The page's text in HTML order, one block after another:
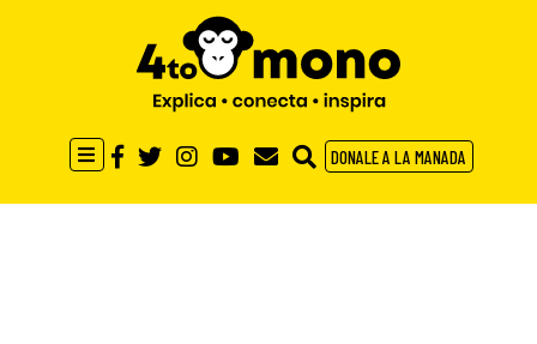
DONALE A LA MANADA